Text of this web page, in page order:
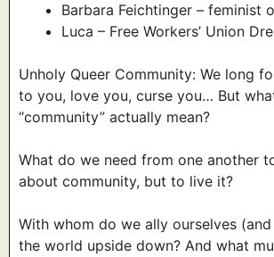
Barbara Feichtinger – feminist
Luca – Free Workers’ Union
Unholy Queer Community: We long
to you, love you, curse you… But
“community” actually mean?
What do we need from one another
about community, but to live it?
With whom do we ally ourselves
the world upside down? And what